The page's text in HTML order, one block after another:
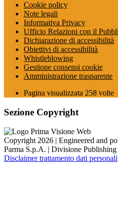
Cookie policy
Note legali
Informativa Privacy
Ufficio Relazioni con il
Dichiarazione di accessibilità
Obiettivi di accessibilità
Whistleblowing
Gestione consensi cookie
Amministrazione trasparente
Pagina visualizzata 258 volte
Sezione Copyright
Copyright 2026 | Engineered and
Parma S.p.A. | Divisione
Disclaimer trattamento dati personali